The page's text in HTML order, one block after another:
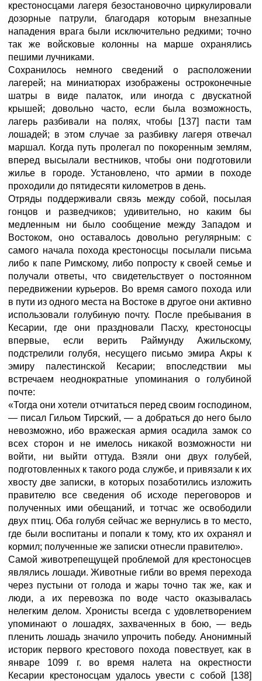
крестоносцами лагеря безостановочно циркулировали
дозорные патрули, благодаря которым внезапные
нападения врага были исключительно редкими; точно
так же войсковые колонны на марше охранялись
пешими лучниками.
Сохранилось немного сведений о расположении
лагерей; на миниатюрах изображены остроконечные
шатры в виде палаток, или иногда с двускатной
крышей; довольно часто, если была возможность,
лагерь разбивали на полях, чтобы [137] пасти там
лошадей; в этом случае за разбивку лагеря отвечал
маршал. Когда путь пролегал по покоренным землям,
вперед высылали вестников, чтобы они подготовили
жилье в городе. Установлено, что армии в походе
проходили до пятидесяти километров в день.
Отряды поддерживали связь между собой, посылая
гонцов и разведчиков; удивительно, но каким бы
медленным ни было сообщение между Западом и
Востоком, оно оставалось довольно регулярным: с
самого начала похода крестоносцы посылали письма
либо к папе Римскому, либо попросту к своей семье и
получали ответы, что свидетельствует о постоянном
передвижении курьеров. Во время самого похода или
в пути из одного места на Востоке в другое они активно
использовали голубиную почту. После пребывания в
Кесарии, где они праздновали Пасху, крестоносцы
впервые, если верить Раймунду Ажильскому,
подстрелили голубя, несущего письмо эмира Акры к
эмиру палестинской Кесарии; впоследствии мы
встречаем неоднократные упоминания о голубиной
почте:
«Тогда они хотели отчитаться перед своим господином,
— писал Гильом Тирский, — а добраться до него было
невозможно, ибо вражеская армия осадила замок со
всех сторон и не имелось никакой возможности ни
войти, ни выйти оттуда. Взяли они двух голубей,
подготовленных к такого рода службе, и привязали к их
хвосту две записки, в которых позаботились изложить
правителю все сведения об исходе переговоров и
полученных ими обещаний, и тотчас же освободили
двух птиц. Оба голубя сейчас же вернулись в то место,
где были воспитаны и попали к тому, кто их охранял и
кормил; полученные же записки отнесли правителю».
Самой животрепещущей проблемой для крестоносцев
являлись лошади. Животные гибли во время перехода
через пустыни от голода и жары точно так же, как и
люди, а их перевозка по воде часто оказывалась
нелегким делом. Хронисты всегда с удовлетворением
упоминают о лошадях, захваченных в бою, — ведь
пленить лошадь значило упрочить победу. Анонимный
историк первого крестового похода повествует, как в
январе 1099 г. во время налета на окрестности
Кесарии крестоносцам удалось увести с собой [138]